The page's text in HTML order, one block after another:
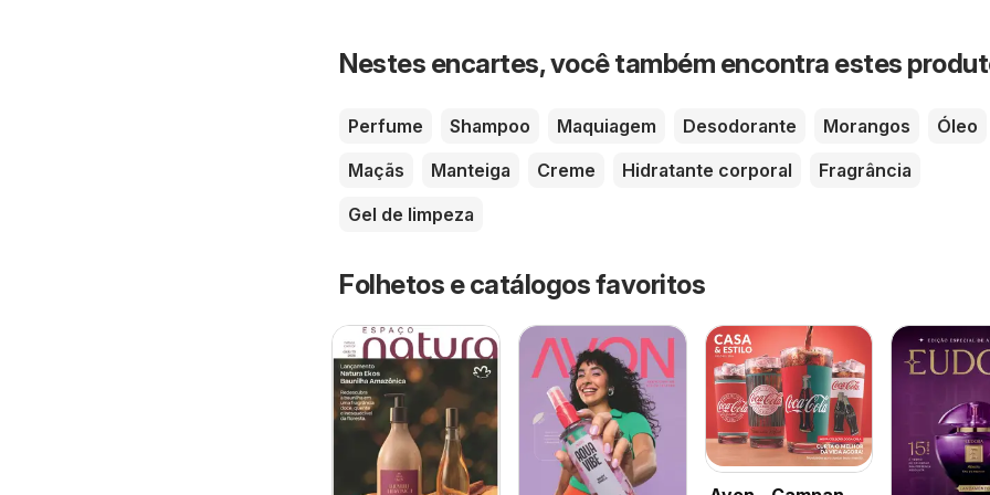
Nestes encartes, você também encontra estes
Perfume Shampoo Maquiagem Desodorante Morangos
Óleo
Maçãs
Manteiga Creme Hidratante corporal
Fragrância
Gel de limpeza
Folhetos e catálogos favoritos